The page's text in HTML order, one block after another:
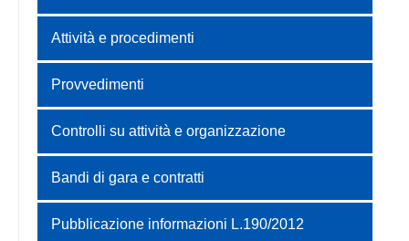
Attività e procedimenti
Provvedimenti
Controlli su attività e organizzazione
Bandi di gara e contratti
Pubblicazione informazioni L.190/2012